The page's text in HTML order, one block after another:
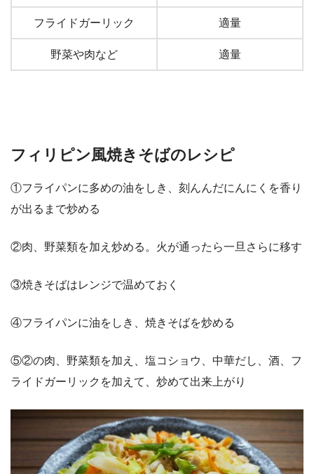
フライドガーリック 適量
野菜や肉など 適量
フィリピン風焼きそばのレシピ
①フライパンに多めの油をしき、刻んんだにんにくを香り
が出るまで炒める
②肉、野菜類を加え炒める。火が通ったら一旦さらに移す
③焼きそばはレンジで温めておく
④フライパンに油をしき、焼きそばを炒める
⑤②の肉、野菜類を加え、塩コショウ、中華だし、酒、フ
ライドガーリックを加えて、炒めて出来上がり